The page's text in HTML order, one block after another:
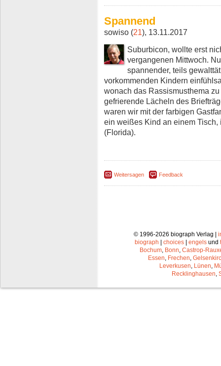
Spannend
sowiso (21), 13.11.2017
Suburbicon, wollte erst
vergangenen Mittwoch.
spannender, teils
vorkommenden Kindern
wonach das Rassismusthema
gefrierende Lächeln des
waren wir mit der farbigen
ein weißes Kind an einem
(Florida).
Weitersagen Feedback
© 1996-2026 biograph Verlag |
biograph
choices engels und
Bochum, Bonn, Castrop-
Essen, Frechen,
Leverkusen, Lünen,
Recklinghausen,